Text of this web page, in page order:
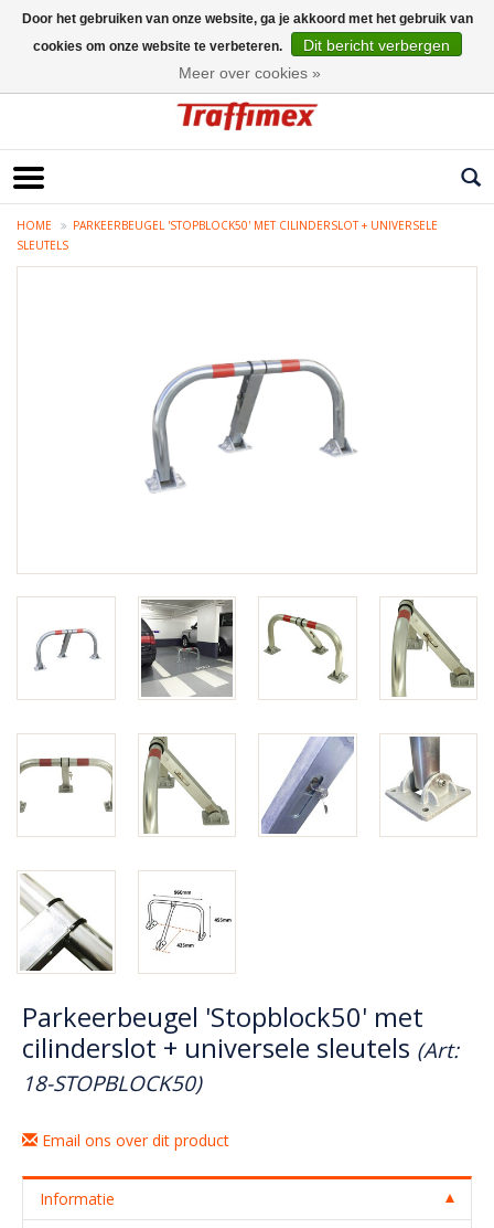
HOME
PARKEERBEUGEL 'STOPBLOCK50' MET CILINDERSLOT + UNIVERSELE
SLEUTELS
Parkeerbeugel 'Stopblock50' met
cilinderslot + universele sleutels (Art:
18-STOPBLOCK50)
Email ons over dit product
Informatie
Door het gebruiken van onze website, ga je akkoord met het gebruik van
cookies om onze website te verbeteren.
Dit bericht verbergen
Meer over cookies »